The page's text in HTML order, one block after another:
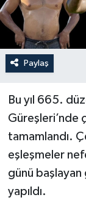
Paylaş
Bu yıl 665.
Güreşleri’nde
tamamlandı.
eşleşmeler
günü
yapıldı.
Siyaset
Spor